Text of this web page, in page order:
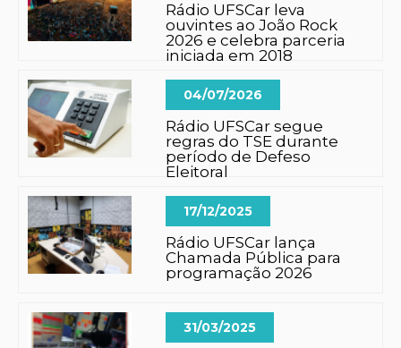
Rádio UFSCar leva
ouvintes ao João Rock
2026 e celebra parceria
iniciada em 2018
04/07/2026
Rádio UFSCar segue
regras do TSE durante
período de Defeso
Eleitoral
17/12/2025
Rádio UFSCar lança
Chamada Pública para
programação 2026
31/03/2025